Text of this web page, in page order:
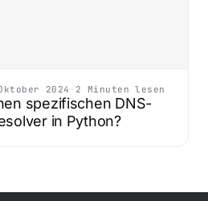
2024 · 2 Minuten lesen
spezifischen DNS-
in Python?